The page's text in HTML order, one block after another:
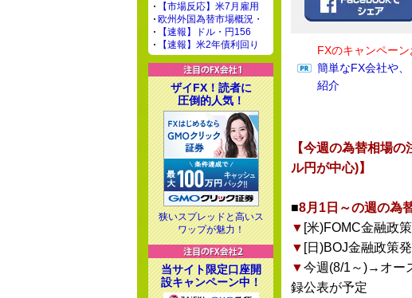
FXのキャンペーン
簡単なFX会社や
紹介
【今週の為替相場
ル円が中心)】
■8月1日～の週の為
▼ [米)FOMC金融政
▼ [日)BOJ金融政策
▼今週(8/1～)→オー
録公表が予定
【市場反応】米7月雇用
欧州外国為替市場概況・
【速報】ドル・円156
【速報】米2年債利回り
ザイFX！読者に
圧倒的人気！
狭いスプレッドと高いス
ワップが魅力！
当サイト限定口座開
設キャンペーン中！